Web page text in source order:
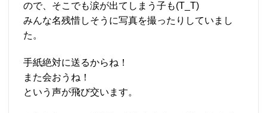
ので、そこでも涙が出てしまう子も(T_T)
みんな名残惜しそうに写真を撮ったりしていまし
た。
手紙絶対に送るからね！
また会おうね！
という声が飛び交います。